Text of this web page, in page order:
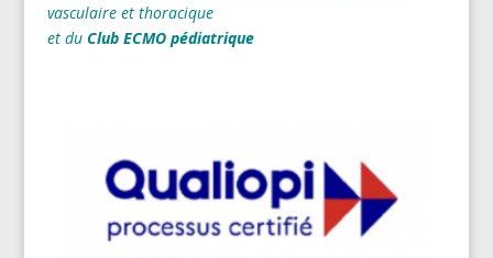
vasculaire et thoracique
et du Club ECMO pédiatrique